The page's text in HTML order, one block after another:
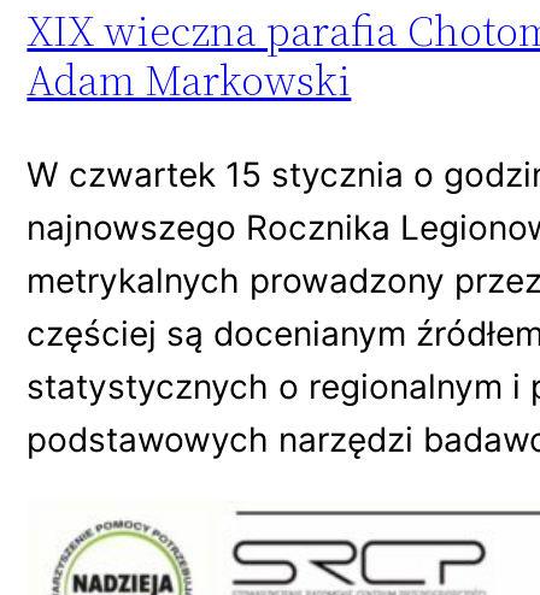
XIX wieczna parafia
Adam Markowski
W czwartek 15 stycznia o
najnowszego Rocznika
metrykalnych prowadzony
częściej są docenianym
statystycznych o regionalnym i
podstawowych narzędzi